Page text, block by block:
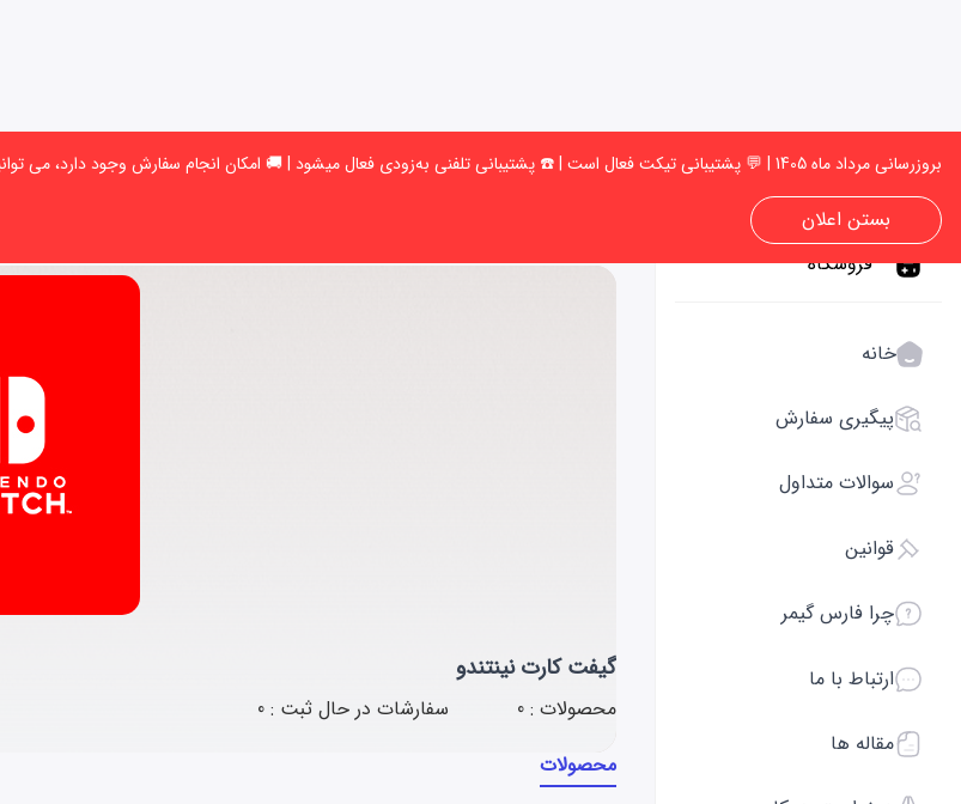
فروشگاه
خانه
پیگیری سفارش
سوالات متداول
قوانین
چرا فارس گیمر
ارتباط با ما
مقاله ها
بروزرسانی مرداد ماه 1405 | 💬 پشتیبانی تیکت فعال است | ☎️ پشتیبانی تلفنی به‌زودی فعال میشود | 🚚 امکان انجام سفارش وجود دارد، می توانید سفارش خود را ثبت کنید ✅
بستن اعلان
گیفت کارت نینتندو
محصولات : 0
سفارشات در حال ثبت : 0
محصولات